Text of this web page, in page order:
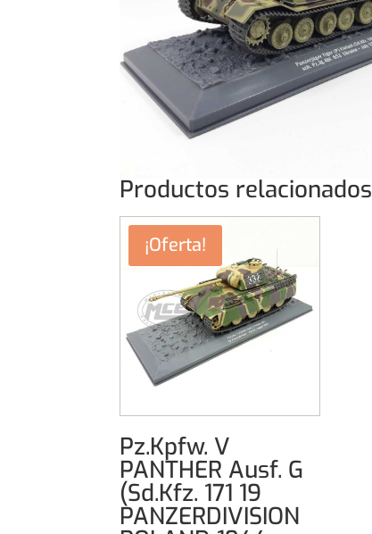
Productos relacionados
¡Oferta!
Pz.Kpfw. V
PANTHER Ausf. G
(Sd.Kfz. 171 19
PANZERDIVISION